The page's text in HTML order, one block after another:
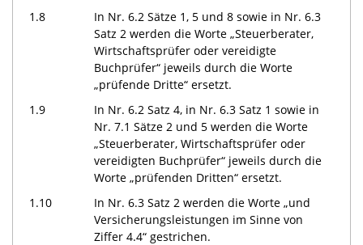
1.8
In Nr. 6.2 Sätze 1, 5 und 8 sowie in Nr. 6.3
Satz 2 werden die Worte „Steuerberater,
Wirtschaftsprüfer oder vereidigte
Buchprüfer“ jeweils durch die Worte
„prüfende Dritte“ ersetzt.
1.9
In Nr. 6.2 Satz 4, in Nr. 6.3 Satz 1 sowie in
Nr. 7.1 Sätze 2 und 5 werden die Worte
„Steuerberater, Wirtschaftsprüfer oder
vereidigten Buchprüfer“ jeweils durch die
Worte „prüfenden Dritten“ ersetzt.
1.10
In Nr. 6.3 Satz 2 werden die Worte „und
Versicherungsleistungen im Sinne von
Ziffer 4.4“ gestrichen.